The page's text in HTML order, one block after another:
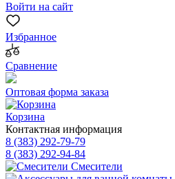
Войти на сайт
Избранное
Сравнение
Оптовая форма заказа
Корзина
Контактная информация
8 (383) 292-79-79
8 (383) 292-94-84
Смесители